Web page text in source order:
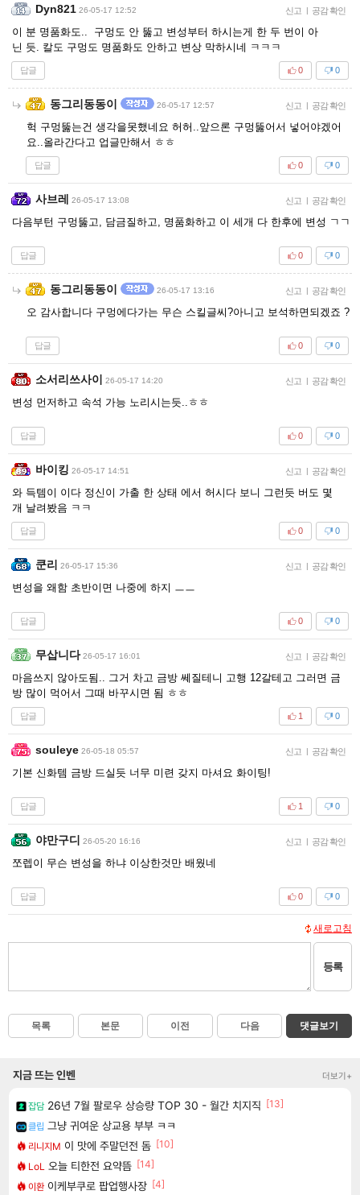
Dyn821 26-05-17 12:52 신고 | 공감 확인
이 분 명품화도.. 구멍도 안 뚫고 변성부터 하시는게 한 두 번이 아
닌 듯. 칼도 구멍도 명품화도 안하고 변상 막하시네 ㅋㅋㅋ
답글 0
0
동그리동동이 26-05-17 12:57 신고 | 공감 확인
헉 구멍뚫는건 생각을못했네요 허허..앞으론 구멍뚫어서 넣어야겠어
요..올라간다고 업글만해서 ㅎㅎ
답글 0
0
사브레 26-05-17 13:08 신고 | 공감 확인
다음부턴 구멍뚫고, 담금질하고, 명품화하고 이 세개 다 한후에 변성 ㄱㄱ
답글 0
0
동그리동동이 26-05-17 13:16 신고 | 공감 확인
오 감사합니다 구멍에다가는 무슨 스킬글씨?아니고 보석하면되겠죠 ?
답글 0
0
소서리쓰사이 26-05-17 14:20 신고 | 공감 확인
변성 먼저하고 속석 가능 노리시는듯..ㅎㅎ
답글 0
0
바이킹 26-05-17 14:51 신고 | 공감 확인
와 득템이 이다 정신이 가출 한 상태 에서 허시다 보니 그런듯 버도 몇
개 날려봤음 ㅋㅋ
답글 0
0
쿤리 26-05-17 15:36 신고 | 공감 확인
변성을 왜함 초반이면 나중에 하지 ㅡㅡ
답글 0
0
무삽니다 26-05-17 16:01 신고 | 공감 확인
마음쓰지 않아도됨.. 그거 차고 금방 쎄질테니 고행 12갈테고 그러면 금
방 많이 먹어서 그때 바꾸시면 됨 ㅎㅎ
답글 0
1
souleye 26-05-18 05:57 신고 | 공감 확인
기본 신화템 금방 드실듯 너무 미련 갖지 마셔요 화이팅!
답글 0
1
야만구디 26-05-20 16:16 신고 | 공감 확인
쪼렙이 무슨 변성을 하냐 이상한것만 배웠네
답글 0
0
새로고침
등록
목록 본문 이전 다음 댓글보기
지금 뜨는 인벤 더보기+
잡담 26년 7월 팔로우 상승량 TOP 30 - 월간 치지직 [13]
클립 그냥 귀여운 상교용 부부 ㅋㅋ
리니지M 이 맛에 주말던전 돔 [10]
LoL 오늘 티한전 요약뜸 [14]
이환 이케부쿠로 팝업행사장 [4]